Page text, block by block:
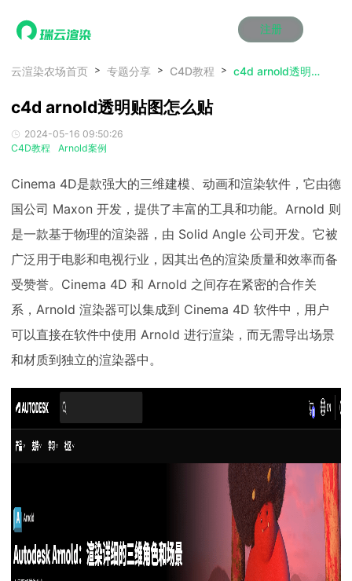
注册
首页
产品服务
云制作
云渲染管理系统
AI视频插帧
云制作
云渲染管理系统
AI视频插帧
云制作
云渲染管理系统
AI视频插帧
云制作
云渲染管理系统
AI视频插帧
云制作
云渲染管理系统
AI视频插帧
云制作
云渲染管理系统
AI视频插帧
解决方案
Maya云渲染方案
3ds Max云渲染方案
Blender 云渲染方案
Maya AI渲染方案
Maya云渲染方案
3ds Max云渲染方案
Blender 云渲染方案
Maya AI渲染方案
Maya云渲染方案
3ds Max云渲染方案
Blender 云渲染方案
Maya AI渲染方案
Maya云渲染方案
3ds Max云渲染方案
Blender 云渲染方案
Maya AI渲染方案
Maya云渲染方案
3ds Max云渲染方案
Blender 云渲染方案
Maya AI渲染方案
Maya云渲染方案
3ds Max云渲染方案
Blender 云渲染方案
Maya AI渲染方案
价格
效果图价格
云制作价格
效果图价格
云制作价格
效果图价格
云制作价格
效果图价格
云制作价格
效果图价格
云制作价格
效果图价格
云制作价格
资讯&赛事
新闻资讯
渲染百科
渲染大赛
新闻资讯
渲染百科
渲染大赛
新闻资讯
渲染百科
渲染大赛
新闻资讯
渲染百科
渲染大赛
新闻资讯
渲染百科
渲染大赛
新闻资讯
渲染百科
渲染大赛
特惠专区
云渲染优惠攻略
青云平台
教育优惠
云渲染优惠攻略
青云平台
教育优惠
云渲染优惠攻略
青云平台
教育优惠
云渲染优惠攻略
青云平台
教育优惠
云渲染优惠攻略
青云平台
教育优惠
云渲染优惠攻略
青云平台
教育优惠
关于我们
下载
效果图客户端
效果图客户端
效果图客户端
效果图客户端
效果图客户端
效果图客户端
帮助/教程
登录
云渲染农场首页 专题分享 C4D教程 c4d arnold透明贴图怎么贴
c4d arnold透明贴图怎么贴
2024-05-16 09:50:26
C4D教程
Arnold案例
Cinema 4D是款强大的三维建模、动画和渲染软件，它由德
国公司 Maxon 开发，提供了丰富的工具和功能。Arnold 则
是一款基于物理的渲染器，由 Solid Angle 公司开发。它被
广泛用于电影和电视行业，因其出色的渲染质量和效率而备
受赞誉。Cinema 4D 和 Arnold 之间存在紧密的合作关
系，Arnold 渲染器可以集成到 Cinema 4D 软件中，用户
可以直接在软件中使用 Arnold 进行渲染，而无需导出场景
和材质到独立的渲染器中。